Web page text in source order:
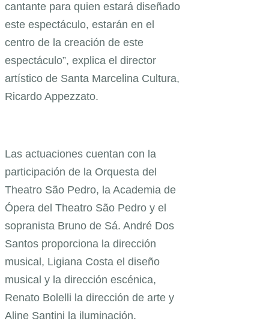
cantante para quien estará diseñado
este espectáculo, estarán en el
centro de la creación de este
espectáculo”, explica el director
artístico de Santa Marcelina Cultura,
Ricardo Appezzato.
Las actuaciones cuentan con la
participación de la Orquesta del
Theatro São Pedro, la Academia de
Ópera del Theatro São Pedro y el
sopranista Bruno de Sá. André Dos
Santos proporciona la dirección
musical, Ligiana Costa el diseño
musical y la dirección escénica,
Renato Bolelli la dirección de arte y
Aline Santini la iluminación.